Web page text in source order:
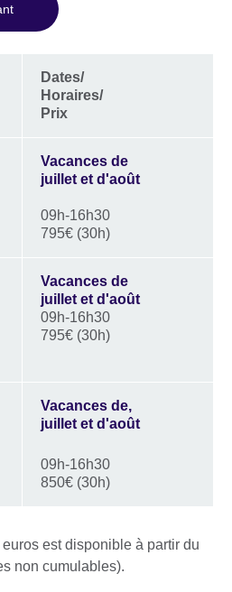
Dates/
Horaires/
Prix
Vacances de
juillet et d'août
09h-16h30
795€ (30h)
Vacances de
juillet et d'août
09h-16h30
795€ (30h)
Vacances de,
juillet et d'août
09h-16h30
850€ (30h)
est disponible à partir du
non cumulables).